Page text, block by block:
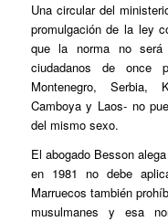
Una circular del
promulgación de la ley
que la norma no será
ciudadanos de once
Montenegro, Serbia,
Camboya y Laos- no
del mismo sexo.
El abogado Besson
en 1981 no debe
Marruecos también
musulmanes y esa